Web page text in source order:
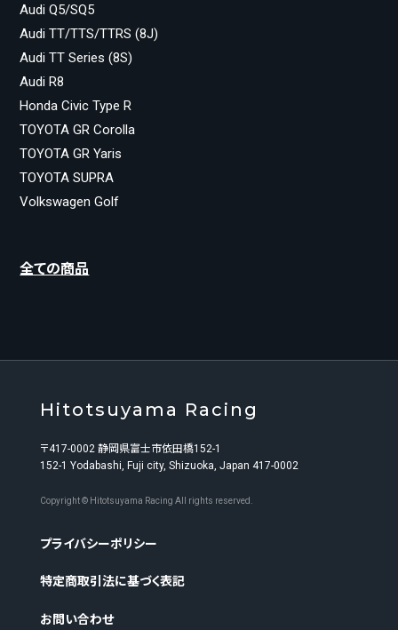
Audi Q5/SQ5
Audi TT/TTS/TTRS (8J)
Audi TT Series (8S)
Audi R8
Honda Civic Type R
TOYOTA GR Corolla
TOYOTA GR Yaris
TOYOTA SUPRA
Volkswagen Golf
全ての商品
Hitotsuyama Racing
〒417-0002 静岡県富士市依田橋152-1
152-1 Yodabashi, Fuji city, Shizuoka, Japan 417-0002
Copyright © Hitotsuyama Racing All rights reserved.
プライバシーポリシー
特定商取引法に基づく表記
お問い合わせ